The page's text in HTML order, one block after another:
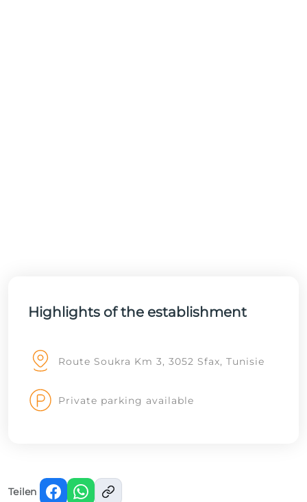
Highlights of the establishment
Route Soukra Km 3, 3052 Sfax, Tunisie
Private parking available
Teilen